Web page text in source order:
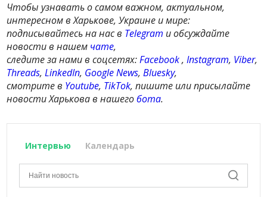
Чтобы узнавать о самом важном, актуальном,
интересном в Харькове, Украине и мире:
подписывайтесь на нас в Telegram и обсуждайте
новости в нашем чате,
следите за нами в соцсетях:Facebook,Instagram, Viber,
Threads,LinkedIn, Google News,Bluesky,
смотрите в Youtube, TikTok, пишите или присылайте
новости Харькова в нашегобота.
Интервью Календарь